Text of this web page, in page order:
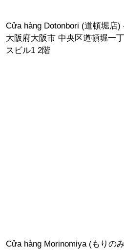
Cửa hàng Dotonbori (道頓堀店)
大阪府大阪市 中央区道頓堀一
スビル1 2階
Cửa hàng Morinomiya (もりの